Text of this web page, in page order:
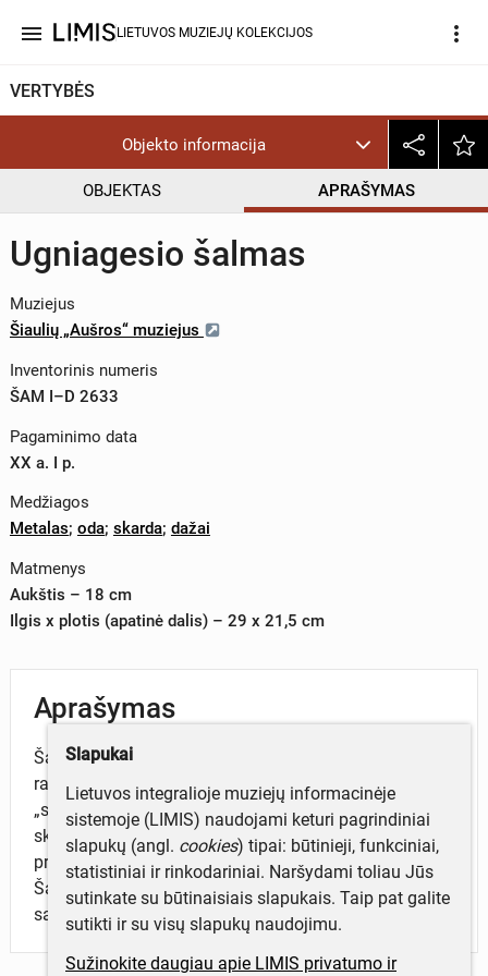
menu LIETUVOS MUZIEJŲ KOLEKCIJOS more_vert
VERTYBĖS
Objekto informacija
OBJEKTAS APRAŠYMAS
Ugniagesio šalmas
Muziejus
Šiaulių „Aušros“ muziejus
Inventorinis numeris
ŠAM I–D 2633
Pagaminimo data
XX a. I p.
Medžiagos
Metalas; oda; skarda; dažai
Matmenys
Aukštis – 18 cm
Ilgis x plotis (apatinė dalis) – 29 x 21,5 cm
Aprašymas
Šalmas metalinis, nudažytas pereinamomis juoda ir
raudona spalvomis.Viršugalvyje yra juodos spalvos
„skiauterė“. Šalmo šonuose – dvi nedidelės apvalios
skylutės, padengtos smulkiu metaliniu sieteliu. Viduje
pritvirtintas apsauginis įdėklas – odiniai „liežuvėliai“.
Šalmas užsegamas odiniu dirželiu su metalinėmis
sagtelėmis.
Slapukai
Lietuvos integralioje muziejų informacinėje
sistemoje (LIMIS) naudojami keturi pagrindiniai
slapukų (angl. cookies) tipai: būtinieji, funkciniai,
statistiniai ir rinkodariniai. Naršydami toliau Jūs
sutinkate su būtinaisiais slapukais. Taip pat galite
sutikti ir su visų slapukų naudojimu.
Sužinokite daugiau apie LIMIS privatumo ir